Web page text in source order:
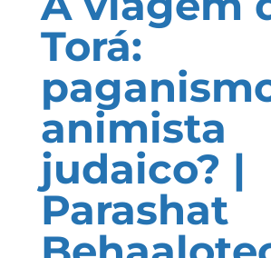
Torá:
animista
judaico? |
Parashat